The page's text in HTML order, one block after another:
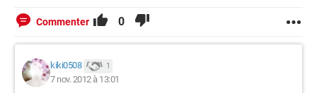
Commenter 0
kiki0508 1
7 nov. 2012 à 13:01